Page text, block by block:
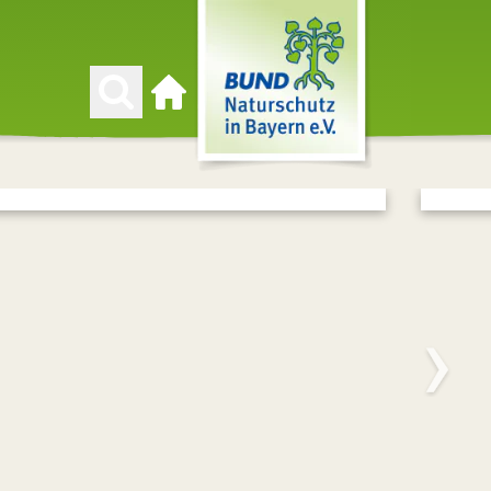
Zur Startseite